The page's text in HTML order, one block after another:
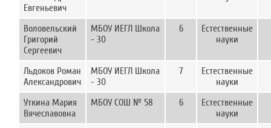
Евгеньевич
Воловельский
Григорий
Сергеевич
МБОУ ИЕГЛ Школа
- 30
6
Естественные
науки
Льдоков Роман
Александрович
МБОУ ИЕГЛ Школа
- 30
7
Естественные
науки
Уткина Мария
Вячеславовна
МБОУ СОШ № 58 6
Естественные
науки